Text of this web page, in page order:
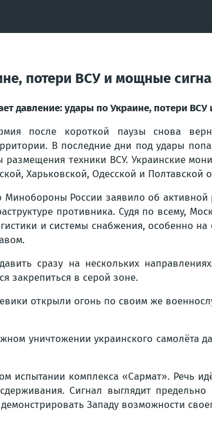
потери ВСУ и мощные
давление: удары по Украине, потери
после короткой паузы снова
В последние дни под удары
техники ВСУ. Украинские
Харьковской, Одесской и Полтавской
России заявило об
противника. Судя по всему,
и системы снабжения, особенно
сразу на нескольких
закрепиться в серой зоне.
открыли огонь по своим же
уничтожении украинского самолёта
комплекса «Сармат». Речь
Сигнал выглядит
Западу возможности